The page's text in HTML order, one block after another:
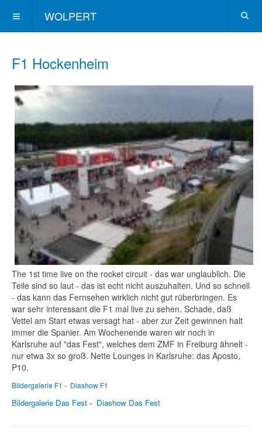
WOLPERT
F1 Hockenheim
The 1st time live on the rocket circuit - das war unglaublich. Die
Teile sind so laut - das ist echt nicht auszuhalten. Und so schnell
- das kann das Fernsehen wirklich nicht gut rüberbringen. Es
war sehr interessant die F1 mal live zu sehen. Schade, daß
Vettel am Start etwas versagt hat - aber zur Zeit gewinnen halt
immer die Spanier. Am Wochenende waren wir noch in
Karlsruhe auf "das Fest", welches dem ZMF in Freiburg ähnelt -
nur etwa 3x so groß. Nette Lounges in Karlsruhe: das Aposto,
P10.
Bildergalerie F1 - Diashow F1
Bildergalerie Das Fest - Diashow Das Fest